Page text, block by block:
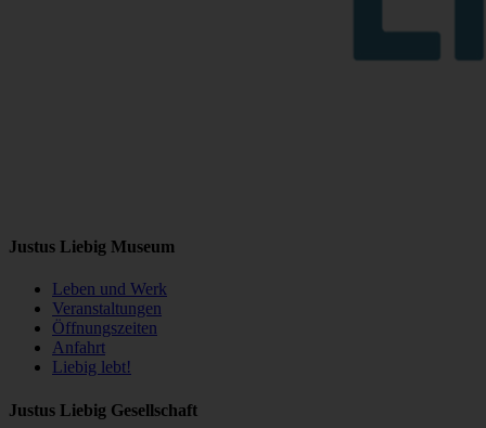
Justus Liebig Museum
Leben und Werk
Veranstaltungen
Öffnungszeiten
Anfahrt
Liebig lebt!
Justus Liebig Gesellschaft